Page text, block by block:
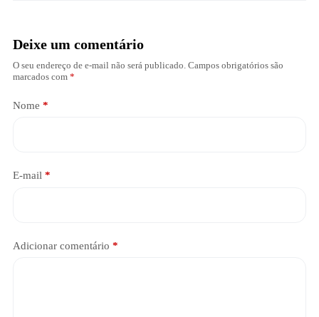
Deixe um comentário
O seu endereço de e-mail não será publicado. Campos obrigatórios são
marcados com *
Nome *
E-mail *
Adicionar comentário *